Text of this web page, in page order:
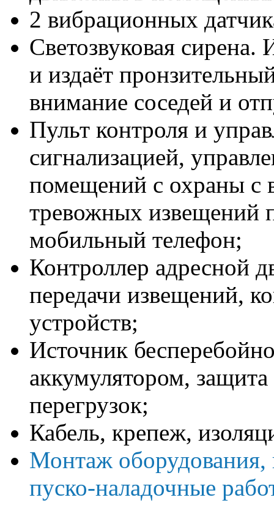
2 вибрационных
Светозвуковая
и издаёт
внимание соседей и
Пульт контроля и
сигнализацией,
помещений с охраны с
тревожных извещений
мобильный телефон;
Контроллер адресной
передачи извещений,
устройств;
Источник
аккумулятором,
перегрузок;
Кабель, крепеж,
Монтаж оборудования,
пуско-наладочные